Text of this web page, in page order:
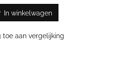
In winkelwagen
toe aan vergelijking